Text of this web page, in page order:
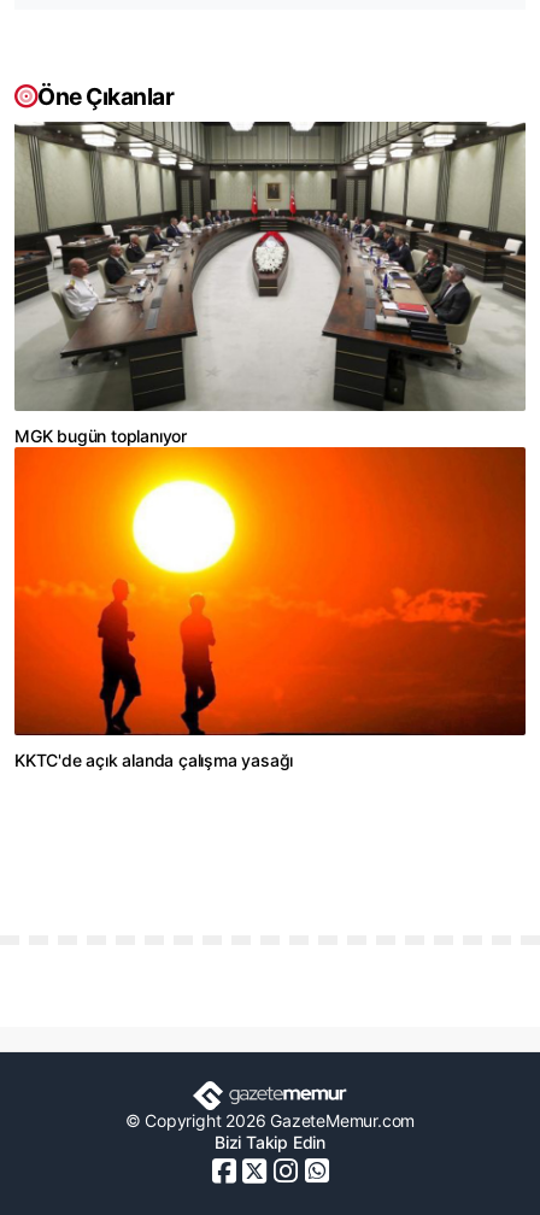
Öne Çıkanlar
MGK bugün toplanıyor
KKTC'de açık alanda çalışma yasağı
© Copyright 2026 GazeteMemur.com
Bizi Takip Edin